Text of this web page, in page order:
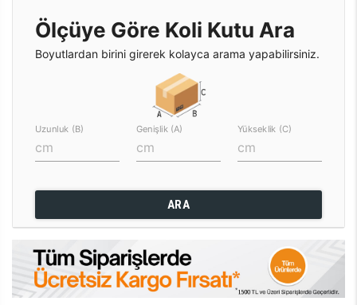
Ölçüye Göre Koli Kutu Ara
Boyutlardan birini girerek kolayca arama yapabilirsiniz.
Uzunluk (B) Genişlik (A) Yükseklik (C)
ARA